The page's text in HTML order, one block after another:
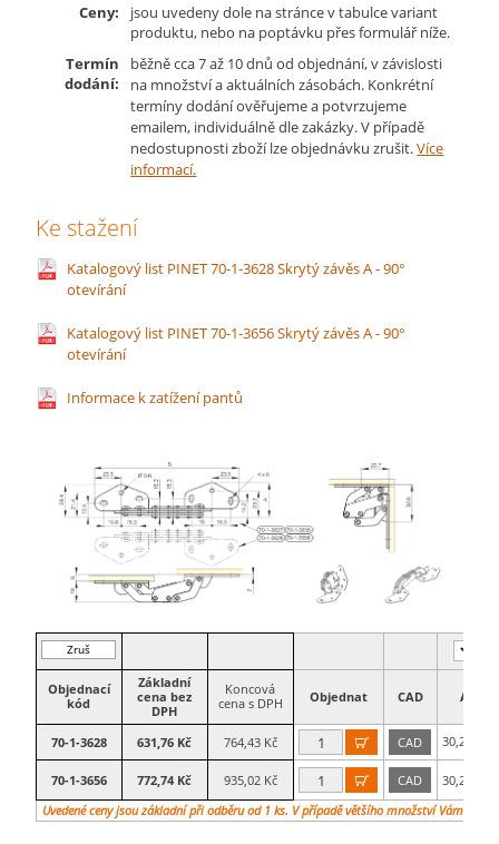
Ceny:
jsou uvedeny dole na stránce v tabulce variant
produktu, nebo na poptávku přes formulář níže.
Termín
dodání:
běžně cca 7 až 10 dnů od objednání, v závislosti
na množství a aktuálních zásobách. Konkrétní
termíny dodání ověřujeme a potvrzujeme
emailem, individuálně dle zakázky. V případě
nedostupnosti zboží lze objednávku zrušit.Více
informací.
Ke stažení
Katalogový list PINET 70-1-3628 Skrytý závěs A - 90°
otevírání
Katalogový list PINET 70-1-3656 Skrytý závěs A - 90°
otevírání
Informace k zatížení pantů
Zruš
filtr
Objednací
kód
Základní
cena bez
DPH
Koncová
cena s DPH
Objednat CAD A
70-1-3628 631,76 Kč 764,43 Kč  CAD 30,2
70-1-3656 772,74 Kč 935,02 Kč  CAD 30,2
Uvedené ceny jsou základní při odběru od 1 ks. V případě většího množství Vám